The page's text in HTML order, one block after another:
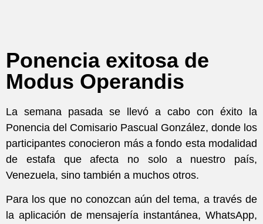
Ponencia exitosa de
Modus Operandis
La semana pasada se llevó a cabo con éxito la
Ponencia del Comisario Pascual González, donde los
participantes conocieron más a fondo esta modalidad
de estafa que afecta no solo a nuestro país,
Venezuela, sino también a muchos otros.
Para los que no conozcan aún del tema, a través de
la aplicación de mensajería instantánea, WhatsApp,